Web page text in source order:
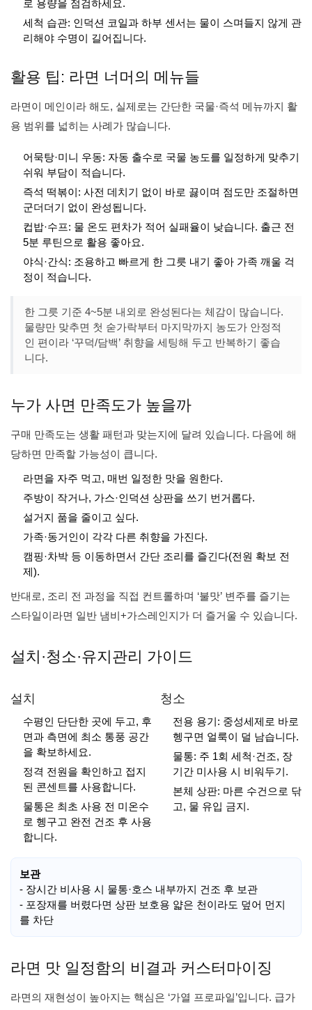
로 용량을 점검하세요.
세척 습관: 인덕션 코일과 하부 센서는 물이 스며들지 않게 관
리해야 수명이 길어집니다.
활용 팁: 라면 너머의 메뉴들
라면이 메인이라 해도, 실제로는 간단한 국물·즉석 메뉴까지 활
용 범위를 넓히는 사례가 많습니다.
어묵탕·미니 우동: 자동 출수로 국물 농도를 일정하게 맞추기
쉬워 부담이 적습니다.
즉석 떡볶이: 사전 데치기 없이 바로 끓이며 점도만 조절하면
군더더기 없이 완성됩니다.
컵밥·수프: 물 온도 편차가 적어 실패율이 낮습니다. 출근 전
5분 루틴으로 활용 좋아요.
야식·간식: 조용하고 빠르게 한 그릇 내기 좋아 가족 깨울 걱
정이 적습니다.
한 그릇 기준 4~5분 내외로 완성된다는 체감이 많습니다.
물량만 맞추면 첫 숟가락부터 마지막까지 농도가 안정적
인 편이라 ‘꾸덕/담백’ 취향을 세팅해 두고 반복하기 좋습
니다.
누가 사면 만족도가 높을까
구매 만족도는 생활 패턴과 맞는지에 달려 있습니다. 다음에 해
당하면 만족할 가능성이 큽니다.
라면을 자주 먹고, 매번 일정한 맛을 원한다.
주방이 작거나, 가스·인덕션 상판을 쓰기 번거롭다.
설거지 품을 줄이고 싶다.
가족·동거인이 각각 다른 취향을 가진다.
캠핑·차박 등 이동하면서 간단 조리를 즐긴다(전원 확보 전
제).
반대로, 조리 전 과정을 직접 컨트롤하며 ‘불맛’ 변주를 즐기는
스타일이라면 일반 냄비+가스레인지가 더 즐거울 수 있습니다.
설치·청소·유지관리 가이드
설치
수평인 단단한 곳에 두고, 후
면과 측면에 최소 통풍 공간
을 확보하세요.
정격 전원을 확인하고 접지
된 콘센트를 사용합니다.
물통은 최초 사용 전 미온수
로 헹구고 완전 건조 후 사용
합니다.
청소
전용 용기: 중성세제로 바로
헹구면 얼룩이 덜 남습니다.
물통: 주 1회 세척·건조, 장
기간 미사용 시 비워두기.
본체 상판: 마른 수건으로 닦
고, 물 유입 금지.
보관
- 장시간 비사용 시 물통·호스 내부까지 건조 후 보관
- 포장재를 버렸다면 상판 보호용 얇은 천이라도 덮어 먼지
를 차단
라면 맛 일정함의 비결과 커스터마이징
라면의 재현성이 높아지는 핵심은 ‘가열 프로파일’입니다. 급가